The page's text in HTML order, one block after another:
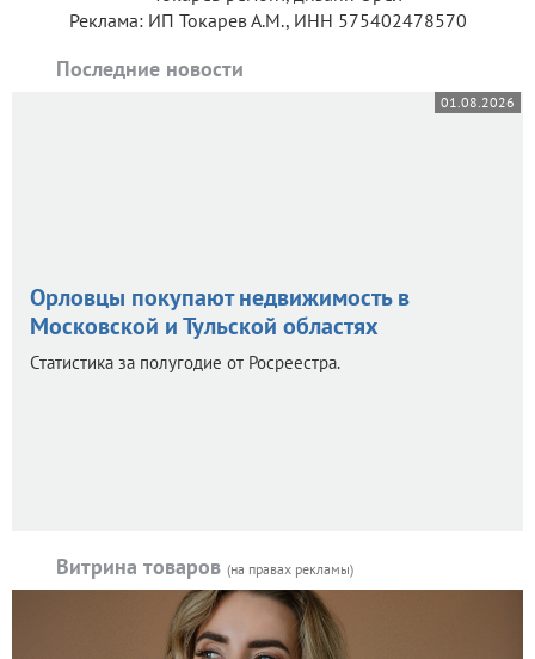
Реклама: ИП Токарев А.М., ИНН 575402478570
Последние новости
01.08.2026
Орловцы покупают недвижимость в
Московской и Тульской областях
Статистика за полугодие от Росреестра.
Витрина товаров (на правах рекламы)